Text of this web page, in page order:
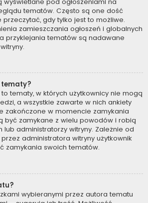
tematów. Często są one dość
przeczytać, gdy tylko jest to możliwe.
zamieszczania ogłoszeń i globalnych
przyklejania tematów są nadawane
tematy, w których użytkownicy nie mogą
a wszystkie zawarte w nich ankiety
zakończone w momencie zamykania
być zamykane z wielu powodów i robią
administratorzy witryny. Zależnie od
administratora witryny użytkownik
zamykania swoich tematów.
wybieranymi przez autora tematu